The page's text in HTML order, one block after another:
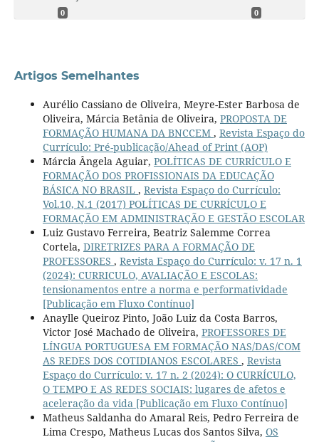
0 0
Artigos Semelhantes
Aurélio Cassiano de Oliveira, Meyre-Ester Barbosa de
Oliveira, Márcia Betânia de Oliveira, PROPOSTA DE
FORMAÇÃO HUMANA DA BNCCEM , Revista Espaço do
Currículo: Pré-publicação/Ahead of Print (AOP)
Márcia Ângela Aguiar, POLÍTICAS DE CURRÍCULO E
FORMAÇÃO DOS PROFISSIONAIS DA EDUCAÇÃO
BÁSICA NO BRASIL , Revista Espaço do Currículo:
Vol.10, N.1 (2017) POLÍTICAS DE CURRÍCULO E
FORMAÇÃO EM ADMINISTRAÇÃO E GESTÃO ESCOLAR
Luiz Gustavo Ferreira, Beatriz Salemme Correa
Cortela, DIRETRIZES PARA A FORMAÇÃO DE
PROFESSORES , Revista Espaço do Currículo: v. 17 n. 1
(2024): CURRICULO, AVALIAÇÃO E ESCOLAS:
tensionamentos entre a norma e performatividade
[Publicação em Fluxo Contínuo]
Anaylle Queiroz Pinto, João Luiz da Costa Barros,
Victor José Machado de Oliveira, PROFESSORES DE
LÍNGUA PORTUGUESA EM FORMAÇÃO NAS/DAS/COM
AS REDES DOS COTIDIANOS ESCOLARES , Revista
Espaço do Currículo: v. 17 n. 2 (2024): O CURRÍCULO,
O TEMPO E AS REDES SOCIAIS: lugares de afetos e
aceleração da vida [Publicação em Fluxo Contínuo]
Matheus Saldanha do Amaral Reis, Pedro Ferreira de
Lima Crespo, Matheus Lucas dos Santos Silva, OS